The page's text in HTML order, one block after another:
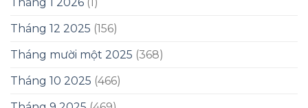
Tháng 12 2025 (156)
Tháng mười một 2025 (368)
Tháng 10 2025 (466)